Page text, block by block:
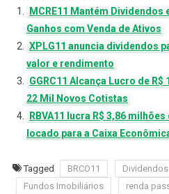
MCRE11 Mantém Dividendos
Ganhos com Venda de Ativos
XPLG11 anuncia dividendos
valor e rendimento
GGRC11 Alcança Lucro de
22 Mil Novos Cotistas
RBVA11 lucra R$ 3,86
locado para a Caixa
Tagged BRCO11 Dividendos
Fundos Imobiliários
renda